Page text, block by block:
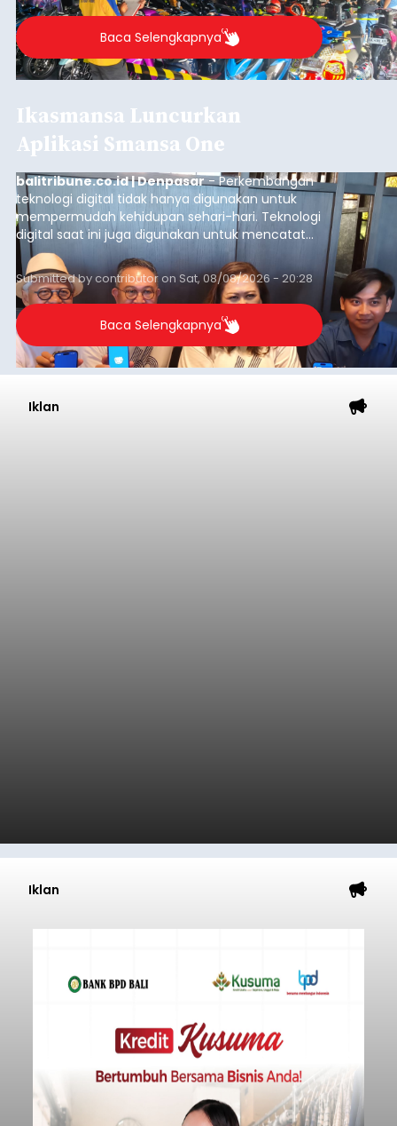
Baca Selengkapnya
Ikasmansa Luncurkan
Aplikasi Smansa One
balitribune.co.id | Denpasar- Perkembangan
teknologi digital tidak hanya digunakan untuk
mempermudah kehidupan sehari-hari. Teknologi
digital saat ini juga digunakan untuk mencatat
dan mengelola data base alumni dari suatu
sekolah, salah satunya adalah alumni SMA 1
Denpasar.
Submitted bycontributoron Sat, 08/08/2026 - 20:28
Baca Selengkapnya
Iklan
Iklan